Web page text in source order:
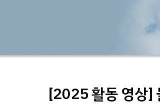
[2025 활동 영상]